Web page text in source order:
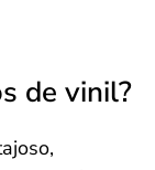
de vinil?